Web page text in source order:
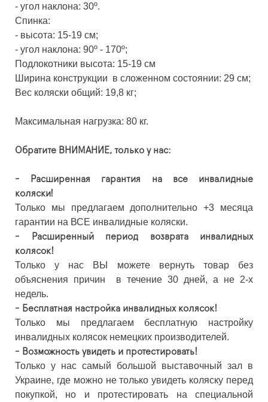
- угол наклона: 30º.
Спинка:
- высота: 15-19 см;
- угол наклона: 90º - 170º;
Подлокотники высота: 15-19 см
Ширина конструкции в сложенном состоянии: 29 см;
Вес коляски общий: 19,8 кг;
Максимальная нагрузка: 80 кг.
Обратите ВНИМАНИЕ, только у нас:
- Расширенная гарантия на все инвалидные
коляски!
Только мы предлагаем дополнительно +3 месяца
гарантии на ВСЕ инвалидные коляски.
- Расширенный период возврата инвалидных
колясок!
Только у нас ВЫ можете вернуть товар без
объяснения причин в течение 30 дней, а не 2-х
недель.
- Бесплатная настройка инвалидных колясок!
Только мы предлагаем бесплатную настройку
инвалидных колясок немецких производителей.
- Возможность увидеть и протестировать!
Только у нас самый большой выставочный зал в
Украине, где можно не только увидеть коляску перед
покупкой, но и протестировать на специальной